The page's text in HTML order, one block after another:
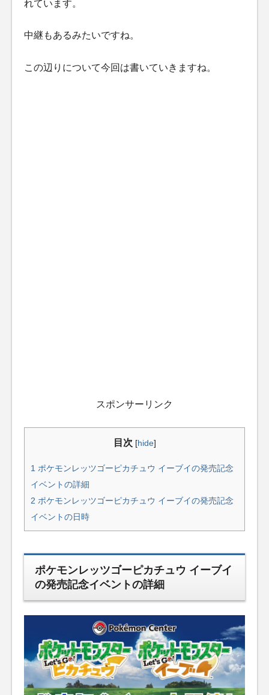
れています。
中継もあるみたいですね。
この辺りについて今回は書いていきますね。
スポンサーリンク
目次 [hide]
1 ポケモンレッツゴーピカチュウ イーブイの発売記念
イベントの詳細
2 ポケモンレッツゴーピカチュウ イーブイの発売記念
イベントの日時
ポケモンレッツゴーピカチュウ イーブイ
の発売記念イベントの詳細